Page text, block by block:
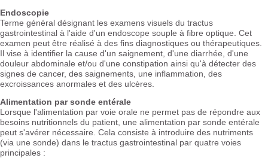
Endoscopie
Terme général désignant les examens visuels du tractus
gastrointestinal à l'aide d'un endoscope souple à fibre optique. Cet
examen peut être réalisé à des fins diagnostiques ou thérapeutiques.
Il vise à identifier la cause d'un saignement, d'une diarrhée, d'une
douleur abdominale et/ou d'une constipation ainsi qu'à détecter des
signes de cancer, des saignements, une inflammation, des
excroissances anormales et des ulcères.
Alimentation par sonde entérale
Lorsque l'alimentation par voie orale ne permet pas de répondre aux
besoins nutritionnels du patient, une alimentation par sonde entérale
peut s'avérer nécessaire. Cela consiste à introduire des nutriments
(via une sonde) dans le tractus gastrointestinal par quatre voies
principales :